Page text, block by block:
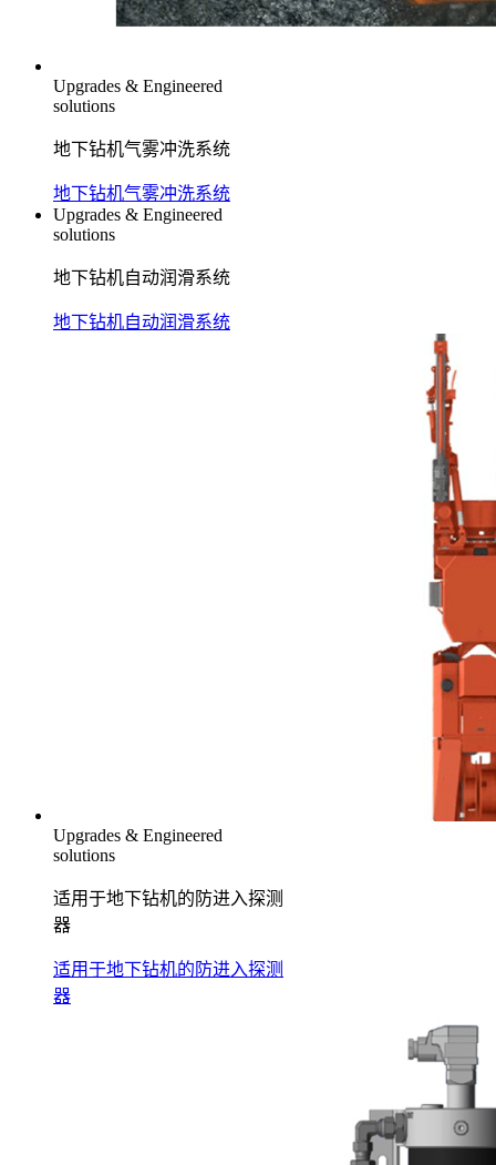
Upgrades & Engineered
solutions
地下钻机气雾冲洗系统
地下钻机气雾冲洗系统
Upgrades & Engineered
solutions
地下钻机自动润滑系统
地下钻机自动润滑系统
Upgrades & Engineered
solutions
适用于地下钻机的防进入探测
器
适用于地下钻机的防进入探测
器